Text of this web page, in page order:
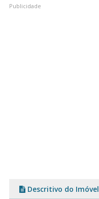
Descritivo do Imóvel